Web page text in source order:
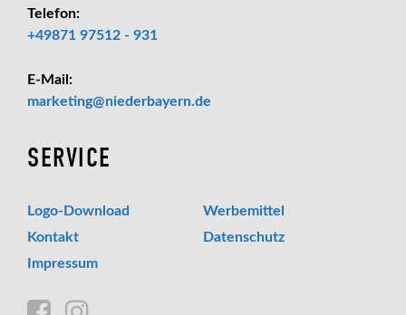
Telefon:
+49871 97512 - 931
E-Mail:
marketing
_at_
niederbayern.de
SERVICE
Logo-Download
Werbemittel
Kontakt
Datenschutz
Impressum